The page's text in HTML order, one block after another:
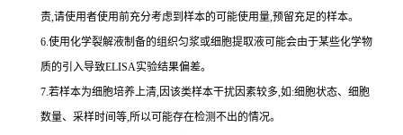
责,请使用者使用前充分考虑到样本的可能使用量,预留充足的样本。
6.使用化学裂解液制备的组织匀浆或细胞提取液可能会由于某些化学物
质的引入导致ELISA实验结果偏差。
7.若样本为细胞培养上清,因该类样本干扰因素较多,如:细胞状态、细胞
数量、采样时间等,所以可能存在检测不出的情况。